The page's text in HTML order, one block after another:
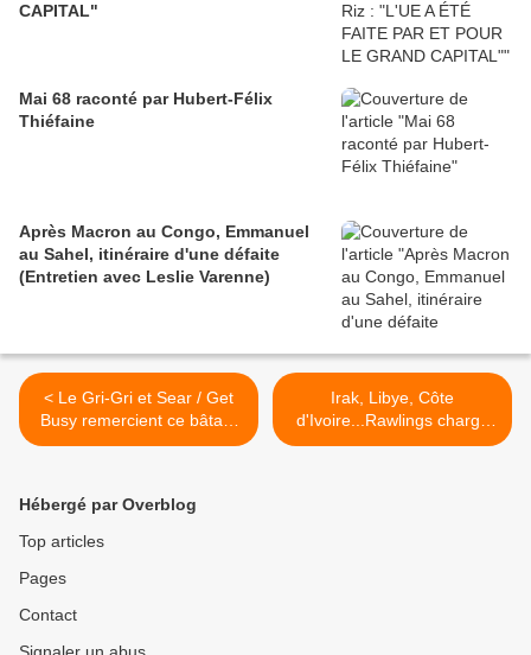
CAPITAL"
Mai 68 raconté par Hubert-Félix
Thiéfaine
Après Macron au Congo, Emmanuel
au Sahel, itinéraire d'une défaite
(Entretien avec Leslie Varenne)
< Le Gri-Gri et Sear / Get
Busy remercient ce bâtard
de Sarkozy
Irak, Libye, Côte
d'Ivoire...Rawlings charge
l'ONU, la France et le
Hébergé par Overblog
Top articles
Pages
Contact